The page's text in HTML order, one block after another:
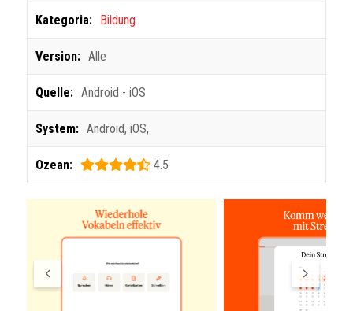
Kategoria: Bildung
Version: Alle
Quelle: Android - iOS
System: Android, iOS,
Ozean: 4.5